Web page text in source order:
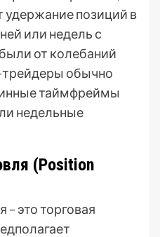
удержание позиций в
или недель с
от колебаний
трейдеры обычно
таймфреймы
недельные
(Position
– это торговая